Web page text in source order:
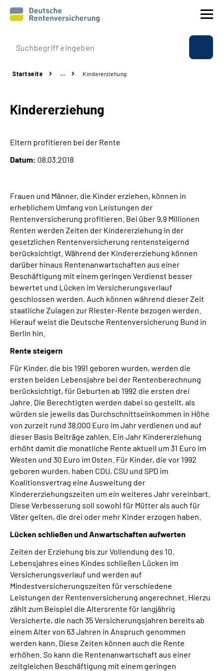
Prävention
Rente
Beratung & Kontakt
Experten
Über uns & Presse
Online-Services
Suche
Language
Inhalte in Gebärdensprache (DGS)
Leichte Sprache
Mein Kundenportal
Startseite … Kindererziehung
Kindererziehung
Eltern profitieren bei der Rente
Datum: 08.03.2018
Frauen und Männer, die Kinder erziehen, können in
erheblichem Umfang von Leistungen der
Rentenversicherung profitieren. Bei über 9,9 Millionen
Renten werden Zeiten der Kindererziehung in der
gesetzlichen Rentenversicherung rentensteigernd
berücksichtigt. Während der Kindererziehung können
darüber hinaus Rentenanwartschaften aus einer
Beschäftigung mit einem geringen Verdienst besser
bewertet und Lücken im Versicherungsverlauf
geschlossen werden. Auch können während dieser Zeit
staatliche Zulagen zur Riester-Rente bezogen werden.
Hierauf weist die Deutsche Rentenversicherung Bund in
Berlin hin.
Rente steigern
Für Kinder, die bis 1991 geboren wurden, werden die
ersten beiden Lebensjahre bei der Rentenberechnung
berücksichtigt, für Geburten ab 1992 die ersten drei
Jahre. Die Berechtigten werden dabei so gestellt, als
würden sie jeweils das Durchschnittseinkommen in Höhe
von zurzeit rund 38.000 Euro im Jahr verdienen und auf
dieser Basis Beiträge zahlen. Ein Jahr Kindererziehung
erhöht damit die monatliche Rente aktuell um 31 Euro im
Westen und 30 Euro im Osten. Für Kinder, die vor 1992
geboren wurden, haben CDU, CSU und SPD im
Koalitionsvertrag eine Ausweitung der
Kindererziehungszeiten um ein weiteres Jahr vereinbart.
Diese Verbesserung soll sowohl für Mütter als auch für
Väter gelten, die drei oder mehr Kinder erzogen haben.
Lücken schließen und Anwartschaften aufwerten
Zeiten der Erziehung bis zur Vollendung des 10.
Lebensjahres eines Kindes schließen Lücken im
Versicherungsverlauf und werden auf
Mindestversicherungszeiten für verschiedene
Leistungen der Rentenversicherung angerechnet. Hierzu
zählt zum Beispiel die Altersrente für langjährig
Versicherte, die nach 35 Versicherungsjahren bereits ab
einem Alter von 63 Jahren in Anspruch genommen
werden kann. Diese Zeiten können auch die Rente
erhöhen. So kann die Rentenanwartschaft aus einer
zeitgleichen Beschäftigung mit einem geringen